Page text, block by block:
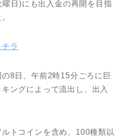
日)にも出入金の再開を目指
チラ
8日、午前2時15分ごろに巨
ングによって流出し、出入
トコインを含め、100種類以